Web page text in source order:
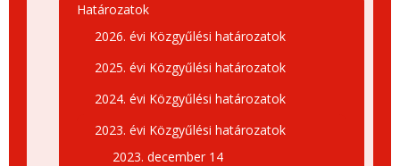
Határozatok
2026. évi Közgyűlési határozatok
2025. évi Közgyűlési határozatok
2024. évi Közgyűlési határozatok
2023. évi Közgyűlési határozatok
2023. december 14